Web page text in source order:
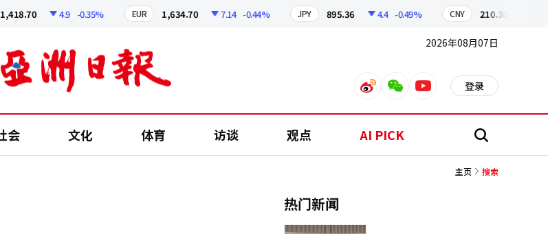
4.9 -0.35% EUR 1,634.70 7.14 -0.44% JPY 895.36 4.4 -0.49% CNY 210.30
2026年08月07日
weiboweixinyoutube 登录
会 文化 体育 访谈 观点 AI PICK 搜
主页 搜索
热门新闻